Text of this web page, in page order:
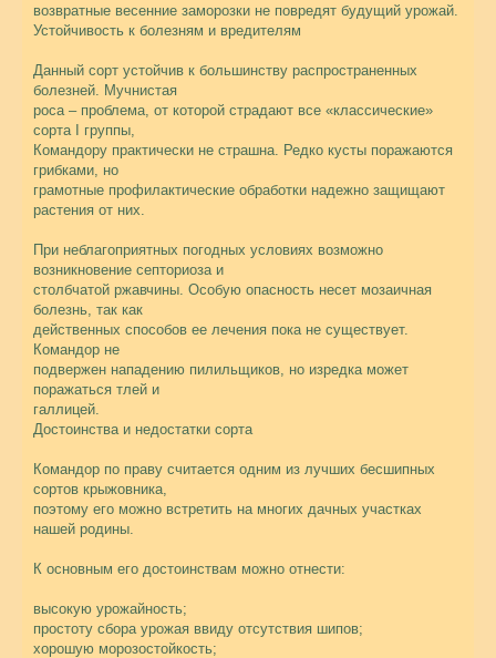
возвратные весенние заморозки не повредят будущий урожай.
Устойчивость к болезням и вредителям
Данный сорт устойчив к большинству распространенных
болезней. Мучнистая
роса – проблема, от которой страдают все «классические»
сорта I группы,
Командору практически не страшна. Редко кусты поражаются
грибками, но
грамотные профилактические обработки надежно защищают
растения от них.
При неблагоприятных погодных условиях возможно
возникновение септориоза и
столбчатой ржавчины. Особую опасность несет мозаичная
болезнь, так как
действенных способов ее лечения пока не существует.
Командор не
подвержен нападению пилильщиков, но изредка может
поражаться тлей и
галлицей.
Достоинства и недостатки сорта
Командор по праву считается одним из лучших бесшипных
сортов крыжовника,
поэтому его можно встретить на многих дачных участках
нашей родины.
К основным его достоинствам можно отнести:
высокую урожайность;
простоту сбора урожая ввиду отсутствия шипов;
хорошую морозостойкость;